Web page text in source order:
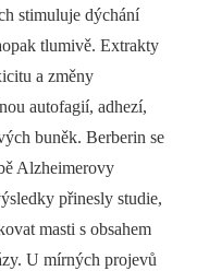
stimuluje dýchání
tlumivě. Extrakty
a změny
autofagií, adhezí,
buněk. Berberin se
Alzheimerovy
přinesly studie,
masti s obsahem
U mírných projevů